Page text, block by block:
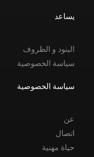
يساعد
البنود و الظروف
سياسة الخصوصية
سياسة الخصوصية
عن
اتصال
حياة مهنية